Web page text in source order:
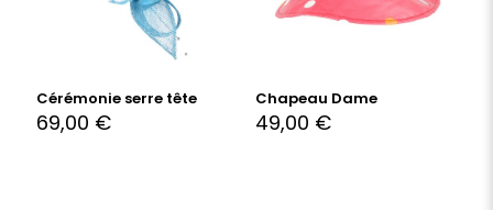
Cérémonie serre tête
69,00 €
Chapeau Dame
49,00 €